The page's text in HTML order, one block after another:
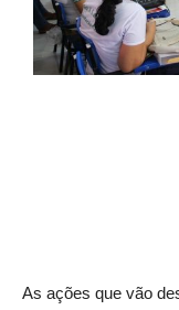
As ações que vão